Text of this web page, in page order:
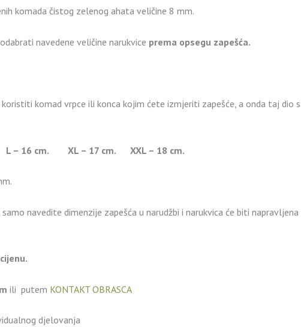
komada čistog zelenog ahata veličine 8 mm.
navedene veličine narukvice prema opsegu zapešća.
komad vrpce ili konca kojim ćete izmjeriti zapešće, a onda taj dio
cm. XL – 17 cm. XXL – 18 cm.
navedite dimenzije zapešća u narudžbi i narukvica će biti napravljena
ili putem KONTAKT OBRASCA
djelovanja